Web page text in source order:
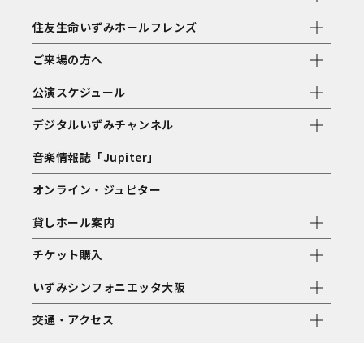
住友生命いずみホールフレンズ
ご来場の方へ
公演スケジュール
デジタルいずみチャンネル
音楽情報誌「Jupiter」
オンライン・ジュピター
貸しホール案内
チケット購入
いずみシンフォニエッタ大阪
交通・アクセス